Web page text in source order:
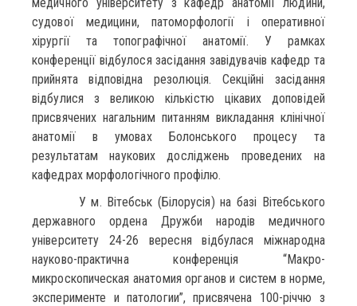
судової медицини, патоморфології і оперативної
хірургії та топографічної анатомії. У рамках
конференції відбулося засідання завідувачів кафедр та
прийнята відповідна резолюція. Секційні засідання
відбулися з великою кількістю цікавих доповідей
присвячених нагальним питанням викладання клінічної
анатомії в умовах Болонського процесу та
результатам наукових досліджень проведених на
кафедрах морфологічного профілю.
У м. Вітебськ (Білорусія) на базі Вітебського
державного ордена Дружби народів медичного
університету 24-26 вересня відбулася міжнародна
науково-практична конференція “Макро-
микроскопическая анатомия органов и систем в норме,
эксперименте и патологии”, присвячена 100-річчю з